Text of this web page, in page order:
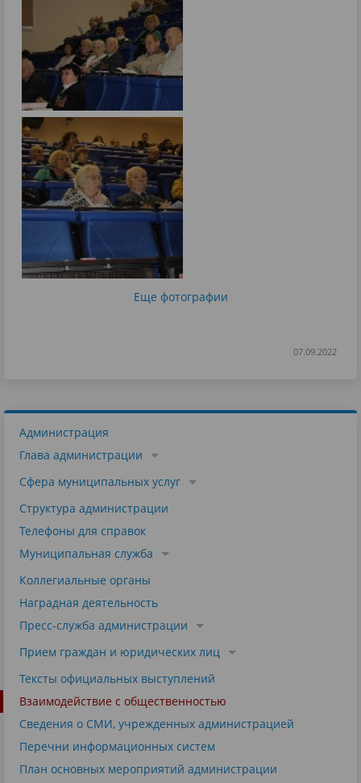
Еще фотографии
07.09.2022
Администрация
Глава администрации
Сфера муниципальных услуг
Структура администрации
Телефоны для справок
Муниципальная служба
Коллегиальные органы
Наградная деятельность
Пресс-служба администрации
Прием граждан и юридических лиц
Тексты официальных выступлений
Взаимодействие с общественностью
Сведения о СМИ, учрежденных администрацией
Перечни информационных систем
План основных мероприятий администрации